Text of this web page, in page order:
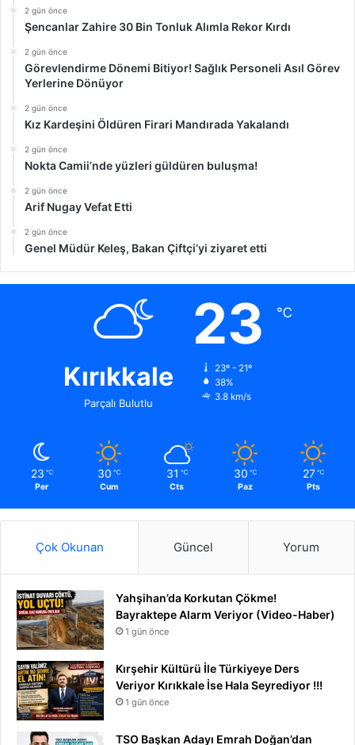
2 gün önce
Şencanlar Zahire 30 Bin Tonluk Alımla Rekor Kırdı
2 gün önce
Görevlendirme Dönemi Bitiyor! Sağlık Personeli Asıl Görev
Yerlerine Dönüyor
2 gün önce
Kız Kardeşini Öldüren Firari Mandırada Yakalandı
2 gün önce
Nokta Camii’nde yüzleri güldüren buluşma!
2 gün önce
Arif Nugay Vefat Etti
2 gün önce
Genel Müdür Keleş, Bakan Çiftçi’yi ziyaret etti
Kırıkkale
Parçalı Bulutlu
23 ℃
23º - 21º
38%
3.8 km/s
23 ℃
Per
30 ℃
Cum
31 ℃
Cts
30 ℃
Paz
27 ℃
Pts
Çok Okunan Güncel Yorum
Yahşihan’da Korkutan Çökme!
Bayraktepe Alarm Veriyor (Video-Haber)
1 gün önce
Kırşehir Kültürü İle Türkiyeye Ders
Veriyor Kırıkkale İse Hala Seyrediyor !!!
1 gün önce
TSO Başkan Adayı Emrah Doğan’dan